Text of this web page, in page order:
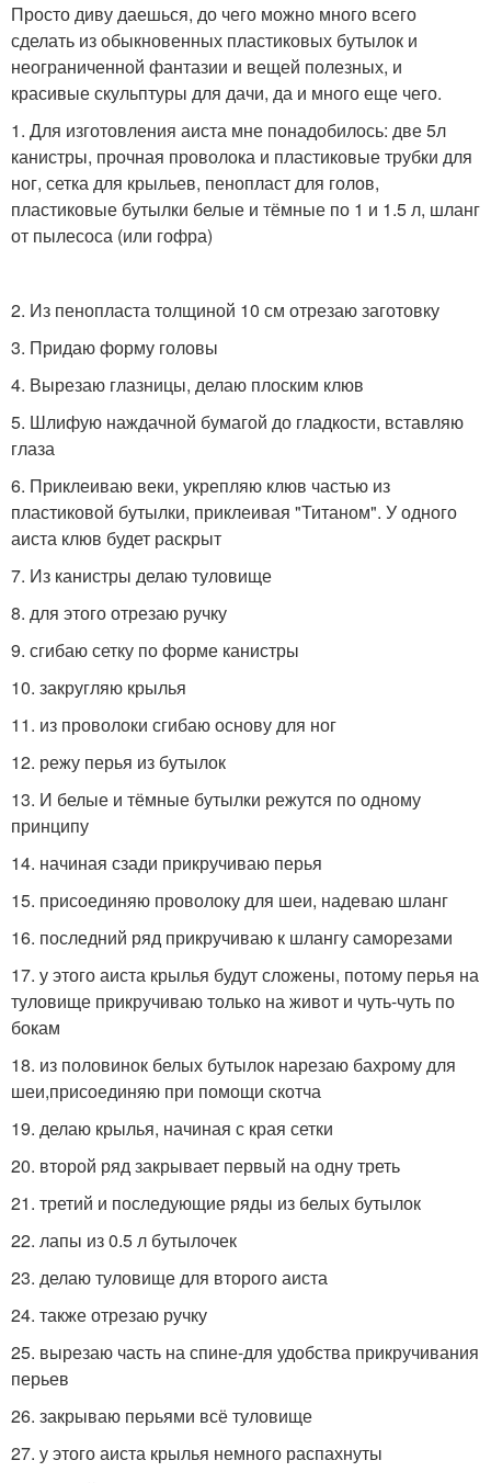
Просто диву даешься, до чего можно много всего
сделать из обыкновенных пластиковых бутылок и
неограниченной фантазии и вещей полезных, и
красивые скульптуры для дачи, да и много еще чего.
1. Для изготовления аиста мне понадобилось: две 5л
канистры, прочная проволока и пластиковые трубки для
ног, сетка для крыльев, пенопласт для голов,
пластиковые бутылки белые и тёмные по 1 и 1.5 л, шланг
от пылесоса (или гофра)
2. Из пенопласта толщиной 10 см отрезаю заготовку
3. Придаю форму головы
4. Вырезаю глазницы, делаю плоским клюв
5. Шлифую наждачной бумагой до гладкости, вставляю
глаза
6. Приклеиваю веки, укрепляю клюв частью из
пластиковой бутылки, приклеивая "Титаном". У одного
аиста клюв будет раскрыт
7. Из канистры делаю туловище
8. для этого отрезаю ручку
9. сгибаю сетку по форме канистры
10. закругляю крылья
11. из проволоки сгибаю основу для ног
12. режу перья из бутылок
13. И белые и тёмные бутылки режутся по одному
принципу
14. начиная сзади прикручиваю перья
15. присоединяю проволоку для шеи, надеваю шланг
16. последний ряд прикручиваю к шлангу саморезами
17. у этого аиста крылья будут сложены, потому перья на
туловище прикручиваю только на живот и чуть-чуть по
бокам
18. из половинок белых бутылок нарезаю бахрому для
шеи,присоединяю при помощи скотча
19. делаю крылья, начиная с края сетки
20. второй ряд закрывает первый на одну треть
21. третий и последующие ряды из белых бутылок
22. лапы из 0.5 л бутылочек
23. делаю туловище для второго аиста
24. также отрезаю ручку
25. вырезаю часть на спине-для удобства прикручивания
перьев
26. закрываю перьями всё туловище
27. у этого аиста крылья немного распахнуты